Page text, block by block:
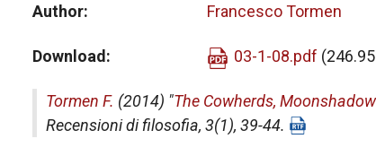
Author Francesco Tormen
Download 03-1-08.pdf
Tormen F. (2014) "The Cowherds,
Recensioni di filosofia, 3(1), 39-44.